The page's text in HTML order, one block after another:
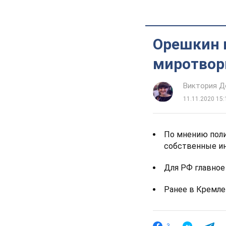
Орешкин
Виктория
11.11.2020
По мнению
собственные
Для РФ
Ранее в Кремле